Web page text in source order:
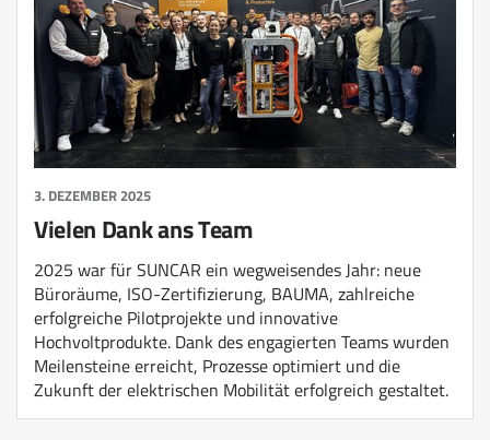
3. DEZEMBER 2025
Vielen Dank ans Team
2025 war für SUNCAR ein wegweisendes Jahr: neue
Büroräume, ISO-Zertifizierung, BAUMA, zahlreiche
erfolgreiche Pilotprojekte und innovative
Hochvoltprodukte. Dank des engagierten Teams wurden
Meilensteine erreicht, Prozesse optimiert und die
Zukunft der elektrischen Mobilität erfolgreich gestaltet.